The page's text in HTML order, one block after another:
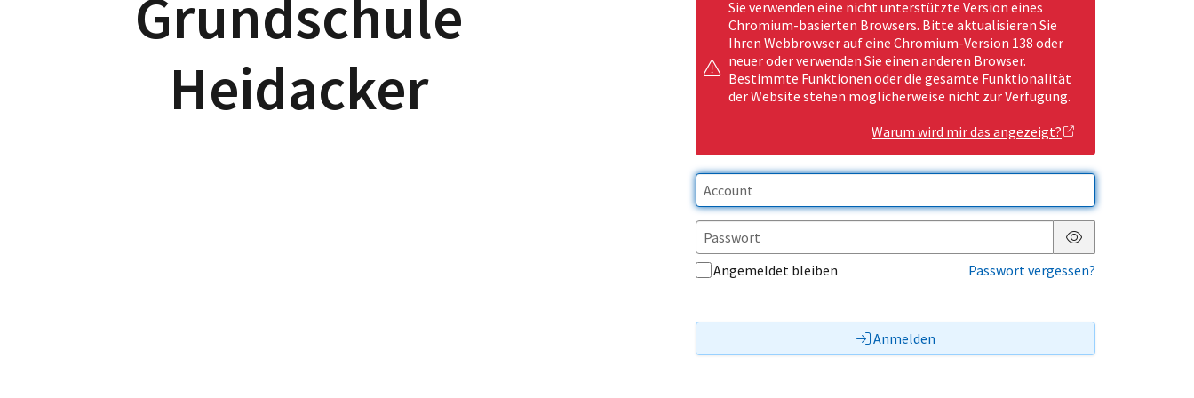
Grundschule
Heidacker
Sie verwenden eine nicht unterstützte Version eines
Chromium-basierten Browsers. Bitte aktualisieren Sie
Ihren Webbrowser auf eine Chromium-Version 138 oder
neuer oder verwenden Sie einen anderen Browser.
Bestimmte Funktionen oder die gesamte Funktionalität
der Website stehen möglicherweise nicht zur Verfügung.
Warum wird mir das angezeigt?
Passwort anzeigen
Angemeldet bleiben
Passwort vergessen?
Anmelden